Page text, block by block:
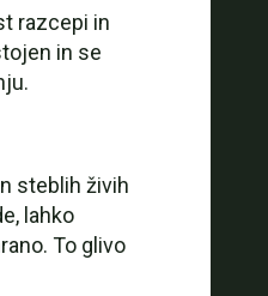
razcepi in
in se
steblih živih
lahko
To glivo